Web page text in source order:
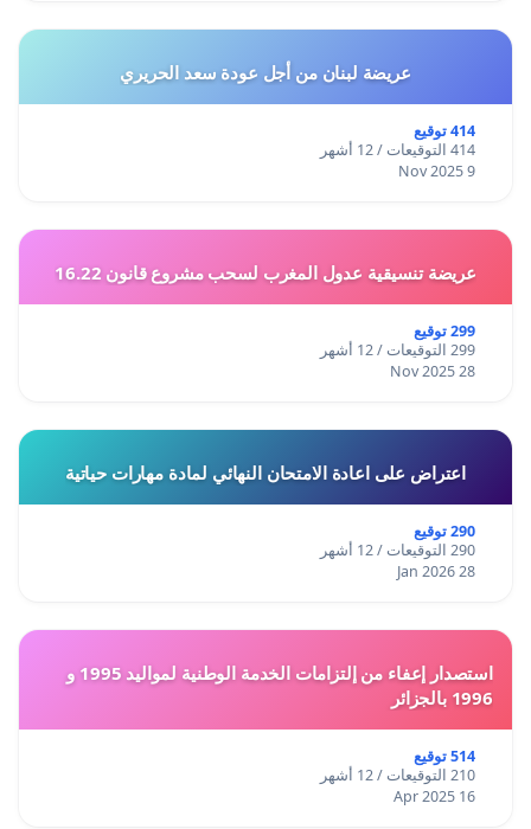
عريضة لبنان من أجل عودة سعد الحريري
414 توقيع
414 التوقيعات / 12 أشهر
9 Nov 2025
عريضة تنسيقية عدول المغرب لسحب مشروع قانون 16.22
299 توقيع
299 التوقيعات / 12 أشهر
28 Nov 2025
اعتراض على اعادة الامتحان النهائي لمادة مهارات حياتية
290 توقيع
290 التوقيعات / 12 أشهر
28 Jan 2026
استصدار إعفاء من إلتزامات الخدمة الوطنية لمواليد 1995 و
1996 بالجزائر
514 توقيع
210 التوقيعات / 12 أشهر
16 Apr 2025